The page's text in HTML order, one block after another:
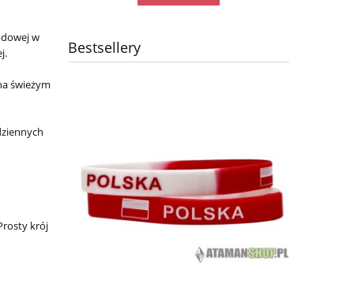
w
świeżym
krój
Bestsellery